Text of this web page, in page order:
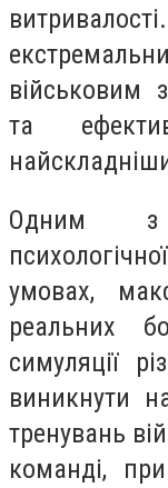
військовим
та
Одним з
умовах,
реальних
симуляції
виникнути
тренувань
команді,